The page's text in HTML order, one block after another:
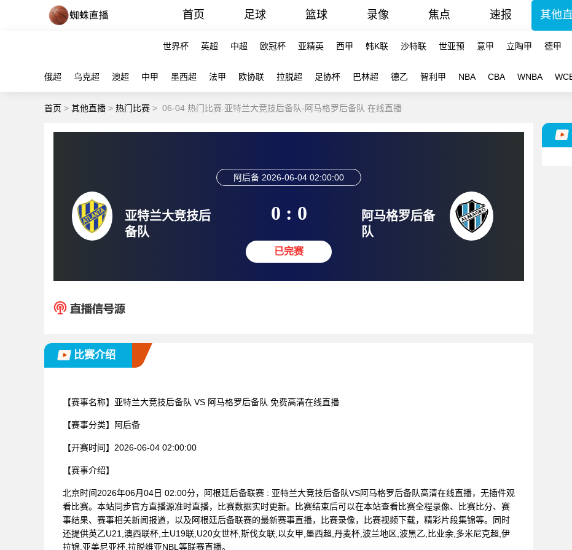
首页 足球 篮球 录像 焦点 速报 其他
世界杯 英超 中超 欧冠杯 亚精英 西甲 韩K联 沙特联 世亚预 意甲 立陶甲 德甲
俄超 乌克超 澳超 中甲 墨西超 法甲 欧协联 拉脱超 足协杯 巴林超 德乙 智利甲 NBA CBA WNBA
首页 > 其他直播 > 热门比赛 > 06-04 热门比赛 亚特兰大竞技后备队-阿马格罗后备队 在线直播
亚特兰大竞技后
备队
阿后备 2026-06-04 02:00:00
0 : 0
已完赛
阿马格罗后备
队
比赛介绍
【赛事名称】 亚特兰大竞技后备队 VS 阿马格罗后备队 免费高清在线直播
【赛事分类】 阿后备
【开赛时间】 2026-06-04 02:00:00
【赛事介绍】
北京时间2026年06月04日 02:00分，阿根廷后备联赛 : 亚特兰大竞技后备队VS阿马格罗后备队高清在线直播，无插件观
看比赛。本站同步官方直播源准时直播，比赛数据实时更新。比赛结束后可以在本站查看比赛全程录像、比赛比分、赛
事结果、赛事相关新闻报道，以及阿根廷后备联赛的最新赛事直播，比赛录像，比赛视频下载，精彩片段集锦等。同时
还提供英乙U21,澳西联杯,土U19联,U20女世杯,斯伐女联,以女甲,墨西超,丹麦杯,波兰地区,波黑乙,比业余,多米尼克超,伊
拉锦,亚美尼亚杯,拉脱维亚NBL等联赛直播。